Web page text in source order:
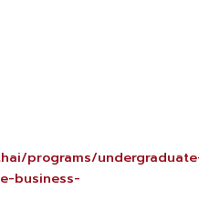
programs/
business-